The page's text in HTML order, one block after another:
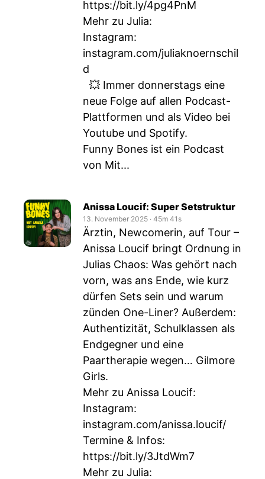
https://bit.ly/4pg4PnM
Mehr zu Julia:
Instagram:
instagram.com/juliaknoernschil
d
💥 Immer donnerstags eine
neue Folge auf allen Podcast-
Plattformen und als Video bei
Youtube und Spotify.
Funny Bones ist ein Podcast
von Mit...
Anissa Loucif: Super Setstruktur
13. November 2025 ‧ 45m 41s
Ärztin, Newcomerin, auf Tour –
Anissa Loucif bringt Ordnung in
Julias Chaos: Was gehört nach
vorn, was ans Ende, wie kurz
dürfen Sets sein und warum
zünden One-Liner? Außerdem:
Authentizität, Schulklassen als
Endgegner und eine
Paartherapie wegen… Gilmore
Girls.
Mehr zu Anissa Loucif:
Instagram:
instagram.com/anissa.loucif/
Termine & Infos:
https://bit.ly/3JtdWm7
Mehr zu Julia: